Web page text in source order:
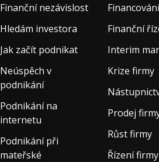
Finanční nezávislost
Hledám investora
Jak začít podnikat
Neúspěch v
podnikání
Podnikání na
internetu
Podnikání při
mateřské
Finanční
Interim
Krize firmy
Prodej
Růst firmy
Řízení firmy